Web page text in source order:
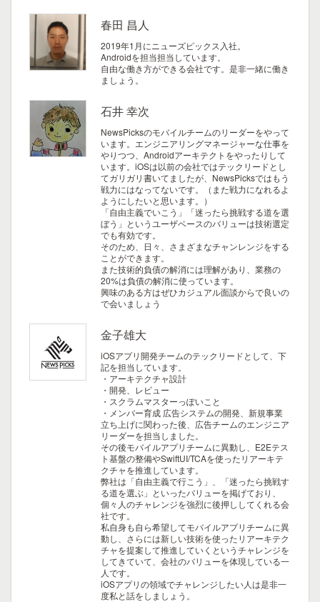
春田 昌人
2019年1月にニューズピックス入社。
Androidを担当担当しています。
自由な働き方ができる会社です。是非一緒に働き
ましょう。
石井 幸次
NewsPicksのモバイルチームのリーダーをやって
います。エンジニアリングマネージャーな仕事を
やりつつ、Androidアーキテクトをやったりして
います。iOSは以前の会社ではテックリードとし
てガリガリ書いてましたが、NewsPicksではもう
戦力にはなってないです。（また戦力になれるよ
ようにしたいと思います。）
「自由主義でいこう」「迷ったら挑戦する道を選
ぼう」というユーザベースのバリューは技術選定
でも有効です。
そのため、日々、さまざまなチャンレンジをする
ことができます。
また技術的負債の解消には理解があり、業務の
20%は負債の解消に使っています。
興味のある方はぜひカジュアル面談からで良いの
で会いましょう
金子雄大
iOSアプリ開発チームのテックリードとして、下
記を担当しています。
・アーキテクチャ設計
・開発、レビュー
・スクラムマスターっぽいこと
・メンバー育成 広告システムの開発、新規事業
立ち上げに関わった後、広告チームのエンジニア
リーダーを担当しました。
その後モバイルアプリチームに異動し、E2Eテス
ト基盤の整備やSwiftUI/TCAを使ったリアーキテ
クチャを推進しています。
弊社は「自由主義で行こう」、「迷ったら挑戦す
る道を選ぶ」といったバリューを掲げており、
個々人のチャレンジを強烈に後押ししてくれる会
社です。
私自身も自ら希望してモバイルアプリチームに異
動し、さらには新しい技術を使ったリアーキテク
チャを提案して推進していくというチャレンジを
してきていて、会社のバリューを体現している一
人です。
iOSアプリの領域でチャレンジしたい人は是非一
度私と話をしましょう。